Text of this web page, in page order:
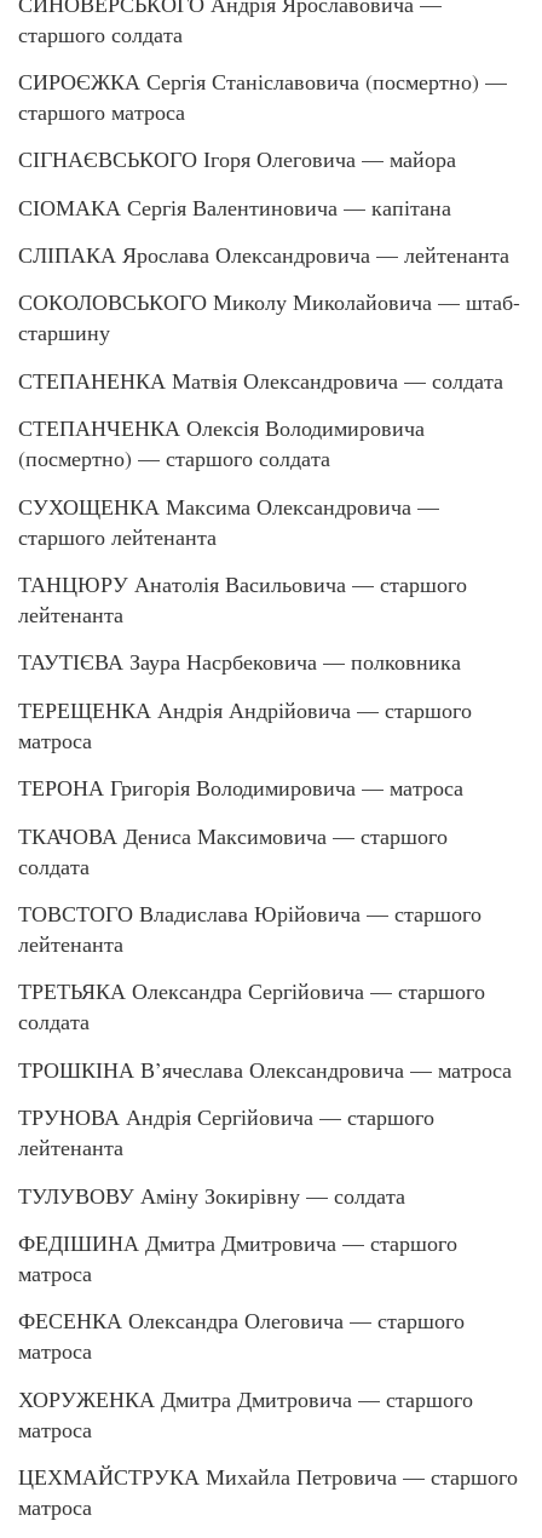
старшого солдата
СИРОЄЖКА Сергія Станіславовича (посмертно) —
старшого матроса
СІГНАЄВСЬКОГО Ігоря Олеговича — майора
СІОМАКА Сергія Валентиновича — капітана
СЛІПАКА Ярослава Олександровича — лейтенанта
СОКОЛОВСЬКОГО Миколу Миколайовича — штаб-
старшину
СТЕПАНЕНКА Матвія Олександровича — солдата
СТЕПАНЧЕНКА Олексія Володимировича
(посмертно) — старшого солдата
СУХОЩЕНКА Максима Олександровича —
старшого лейтенанта
ТАНЦЮРУ Анатолія Васильовича — старшого
лейтенанта
ТАУТІЄВА Заура Насрбековича — полковника
ТЕРЕЩЕНКА Андрія Андрійовича — старшого
матроса
ТЕРОНА Григорія Володимировича — матроса
ТКАЧОВА Дениса Максимовича — старшого
солдата
ТОВСТОГО Владислава Юрійовича — старшого
лейтенанта
ТРЕТЬЯКА Олександра Сергійовича — старшого
солдата
ТРОШКІНА В’ячеслава Олександровича — матроса
ТРУНОВА Андрія Сергійовича — старшого
лейтенанта
ТУЛУВОВУ Аміну Зокирівну — солдата
ФЕДІШИНА Дмитра Дмитровича — старшого
матроса
ФЕСЕНКА Олександра Олеговича — старшого
матроса
ХОРУЖЕНКА Дмитра Дмитровича — старшого
матроса
ЦЕХМАЙСТРУКА Михайла Петровича — старшого
матроса